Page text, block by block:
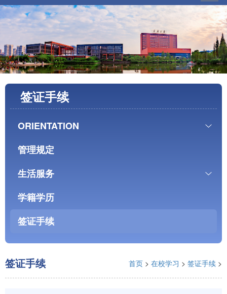
签证手续
ORIENTATION
管理规定
生活服务
学籍学历
签证手续
签证手续 首页 > 在校学习 > 签证手续 >